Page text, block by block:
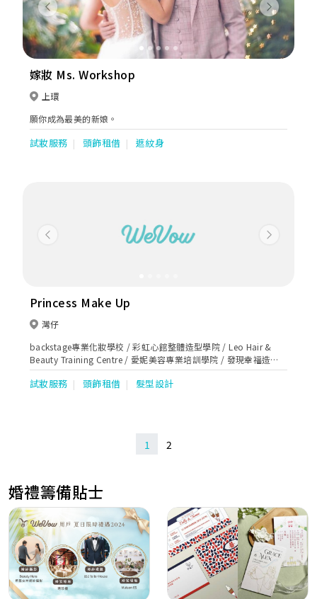
Previous Next
嫁妝 Ms. Workshop
上環
願你成為最美的新娘。
試妝服務 頭飾租借 遮紋身
Previous Next
Princess Make Up
灣仔
backstage專業化妝學校 / 彩虹心館整體造型學院 / Leo Hair &
Beauty Training Centre / 愛妮美容專業培訓學院 / 發現幸福造型
學苑 / 幸福花嫁整體造型學苑 / 米蘿國際造型學院/hoolala
wedding
試妝服務 頭飾租借 髮型設計
1 2
婚禮籌備貼士